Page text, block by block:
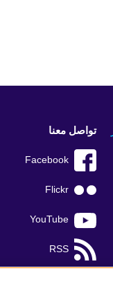
تواصل معنا
Facebook
Flickr
YouTube
RSS